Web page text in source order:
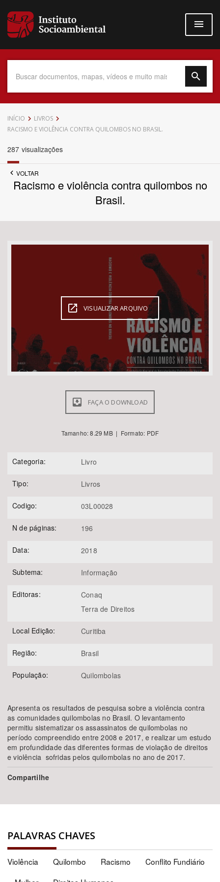
para
conteúdo
Data do Documento
Até
Bioma / Bacia
Área de Levantamento
Área Protegida
INÍCIO
LIVROS
RACISMO E VIOLÊNCIA CONTRA QUILOMBOS NO BRASIL.
287 visualizações
VOLTAR
Racismo e violência contra quilombos no
Brasil.
VISUALIZAR ARQUIVO
FAÇA O DOWNLOAD
Tamanho: 8.29 MB | Formato: PDF
Categoria: Livro
Tipo: Livros
Codigo: 03L00028
N de páginas: 196
Data: 2018
Subtema: Informação
Editoras:
Conaq
Terra de Direitos
Local Edição: Curitiba
Região: Brasil
População: Quilombolas
Apresenta os resultados de pesquisa sobre a violência contra
as comunidades quilombolas no Brasil. O levantamento
permitiu sistematizar os assassinatos de quilombolas no
período compreendido entre 2008 e 2017, e realizar um estudo
em profundidade das diferentes formas de violação de direitos
e violência sofridas pelos quilombolas no ano de 2017.
Compartilhe
PALAVRAS CHAVES
Violência Quilombo Racismo
Conflito Fundiário